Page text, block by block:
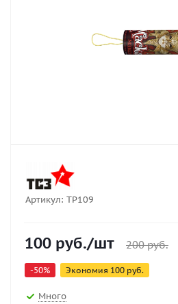
Артикул: ТР109
100 руб./шт 200руб.
-50% Экономия 100 руб.
Много